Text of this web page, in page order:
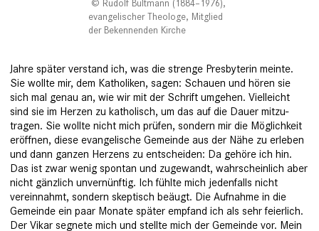
Rudolf Bultmann (1884–1976),
evangelischer Theologe, Mitglied
der Bekennenden Kirche
Jahre später verstand ich, was die strenge Presbyterin meinte.
Sie wollte mir, dem Katholiken, sagen: Schauen und hören sie
sich mal genau an, wie wir mit der Schrift umgehen. Vielleicht
sind sie im Herzen zu katholisch, um das auf die Dauer mitzu­
tragen. Sie wollte nicht mich prüfen, sondern mir die Möglichkeit
eröffnen, diese evangelische Gemeinde aus der Nähe zu erleben
und dann ganzen Herzens zu entscheiden: Da gehöre ich hin.
Das ist zwar wenig spontan und zugewandt, wahrscheinlich aber
nicht gänzlich unvernünftig. Ich fühlte mich jedenfalls nicht
vereinnahmt, sondern skeptisch beäugt. Die Aufnahme in die
Gemeinde ein paar Monate ­später empfand ich als sehr feierlich.
Der Vikar segnete mich und stellte mich der Gemeinde vor. Mein